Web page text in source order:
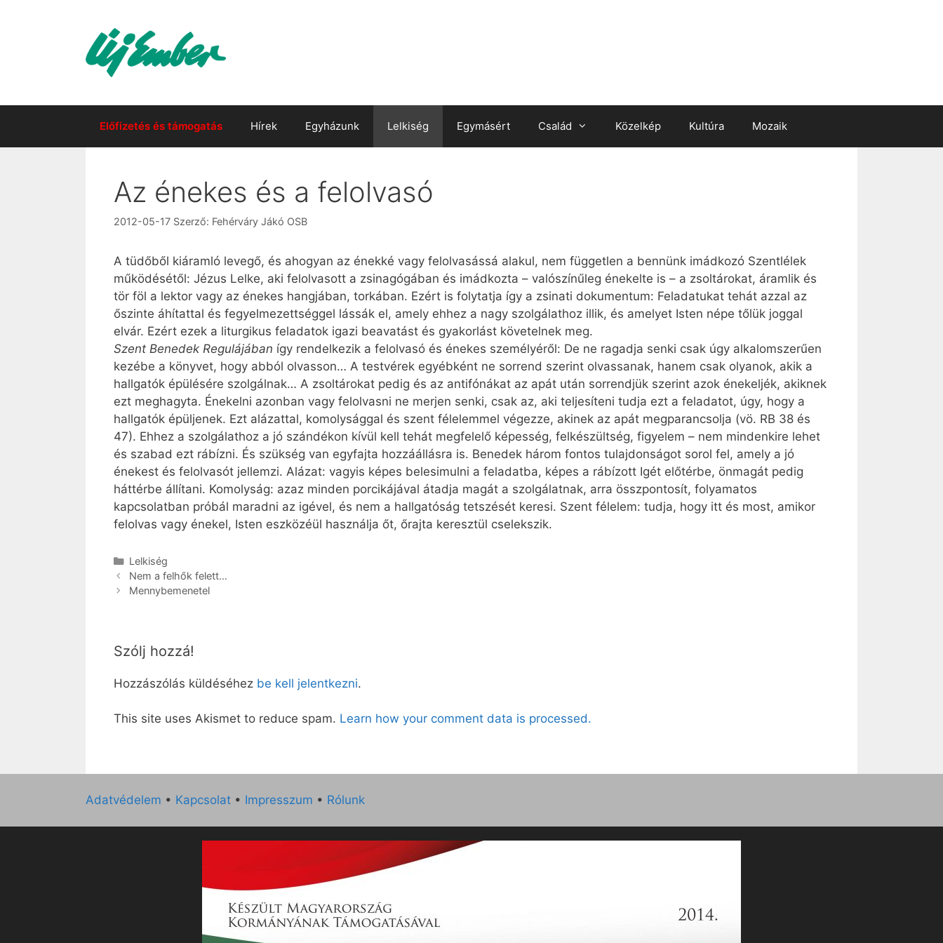
Előfizetés és támogatás Hírek Egyházunk Lelkiség Egymásért Család Közelkép Kultúra Mozaik
Az énekes és a felolvasó
2012-05-17 Szerző: Fehérváry Jákó OSB
A tüdőből kiáramló levegő, és ahogyan az énekké vagy felolvasássá alakul, nem független a bennünk imádkozó Szentlélek
működésétől: Jézus Lelke, aki felolvasott a zsinagógában és imádkozta – valószínűleg énekelte is – a zsoltárokat, áramlik és
tör föl a lektor vagy az énekes hangjában, torkában. Ezért is folytatja így a zsinati dokumentum: Feladatukat tehát azzal az
őszinte áhítattal és fegyelmezettséggel lássák el, amely ehhez a nagy szolgálathoz illik, és amelyet Isten népe tőlük joggal
elvár. Ezért ezek a liturgikus feladatok igazi beavatást és gyakorlást követelnek meg.
Szent Benedek Regulájában így rendelkezik a felolvasó és énekes személyéről: De ne ragadja senki csak úgy alkalomszerűen
kezébe a könyvet, hogy abból olvasson… A testvérek egyébként ne sorrend szerint olvassanak, hanem csak olyanok, akik a
hallgatók épülésére szolgálnak… A zsoltárokat pedig és az antifónákat az apát után sorrendjük szerint azok énekeljék, akiknek
ezt meghagyta. Énekelni azonban vagy felolvasni ne merjen senki, csak az, aki teljesíteni tudja ezt a feladatot, úgy, hogy a
hallgatók épüljenek. Ezt alázattal, komolysággal és szent félelemmel végezze, akinek az apát megparancsolja (vö. RB 38 és
47). Ehhez a szolgálathoz a jó szándékon kívül kell tehát megfelelő képesség, felkészültség, figyelem – nem mindenkire lehet
és szabad ezt rábízni. És szükség van egyfajta hozzáállásra is. Benedek három fontos tulajdonságot sorol fel, amely a jó
énekest és felolvasót jellemzi. Alázat: vagyis képes belesimulni a feladatba, képes a rábízott Igét előtérbe, önmagát pedig
háttérbe állítani. Komolyság: azaz minden porcikájával átadja magát a szolgálatnak, arra összpontosít, folyamatos
kapcsolatban próbál maradni az igével, és nem a hallgatóság tetszését keresi. Szent félelem: tudja, hogy itt és most, amikor
felolvas vagy énekel, Isten eszközéül használja őt, őrajta keresztül cselekszik.
Kategória
Lelkiség
Nem a felhők felett…
Mennybemenetel
Szólj hozzá!
Hozzászólás küldéséhez be kell jelentkezni.
This site uses Akismet to reduce spam. Learn how your comment data is processed.
Adatvédelem • Kapcsolat • Impresszum • Rólunk